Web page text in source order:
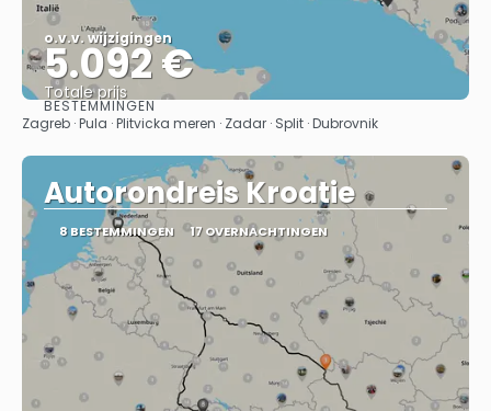
o.v.v. wijzigingen
5.092 €
Totale prijs
Bekijk
BESTEMMINGEN
Zagreb · Pula · Plitvicka meren · Zadar · Split · Dubrovnik
Autorondreis Kroatie
8 BESTEMMINGEN 17 OVERNACHTINGEN